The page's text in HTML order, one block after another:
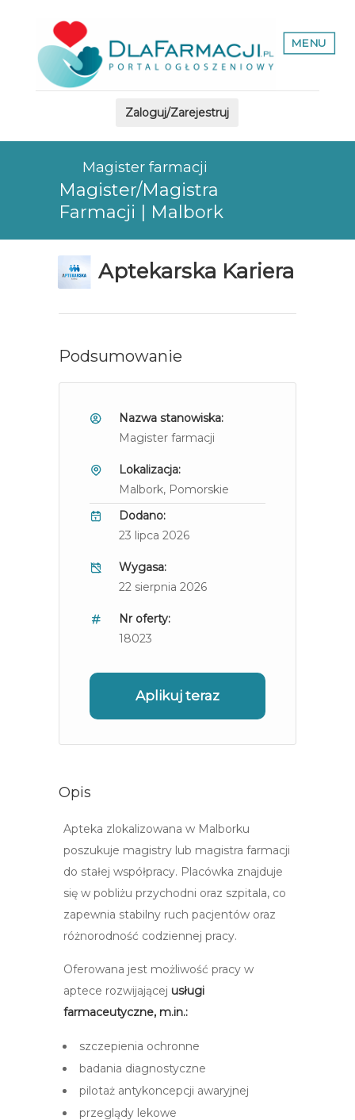
MENU
Zaloguj/Zarejestruj
Magister farmacji
Magister/Magistra
Farmacji | Malbork
Aptekarska Kariera
Podsumowanie
Nazwa stanowiska:
Magister farmacji
Lokalizacja:
Malbork, Pomorskie
Dodano:
23 lipca 2026
Wygasa:
22 sierpnia 2026
Nr oferty:
18023
Aplikuj teraz
Opis
Apteka zlokalizowana w Malborku
poszukuje magistry lub magistra farmacji
do stałej współpracy. Placówka znajduje
się w pobliżu przychodni oraz szpitala, co
zapewnia stabilny ruch pacjentów oraz
różnorodność codziennej pracy.
Oferowana jest możliwość pracy w
aptece rozwijającej usługi
farmaceutyczne, m.in.:
szczepienia ochronne
badania diagnostyczne
pilotaż antykoncepcji awaryjnej
przeglądy lekowe